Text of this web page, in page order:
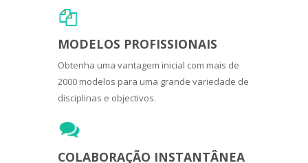
MODELOS PROFISSIONAIS
Obtenha uma vantagem inicial com mais de
2000 modelos para uma grande variedade de
disciplinas e objectivos.
COLABORAÇÃO INSTANTÂNEA